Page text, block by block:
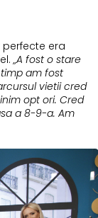
era
„A fost o stare
am fost
vietii cred
opt ori. Cred
a 8-9-a. Am